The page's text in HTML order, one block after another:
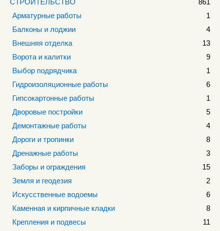
СТРОИТЕЛЬСТВО
861
Арматурные работы
1
Балконы и лоджии
4
Внешняя отделка
13
Ворота и калитки
9
Выбор подрядчика
1
Гидроизоляционные работы
6
Гипсокартонные работы
1
Дворовые постройки
5
Демонтажные работы
4
Дороги и тропинки
8
Дренажные работы
3
Заборы и ограждения
15
Земля и геодезия
2
Искусственные водоемы
6
Каменная и кирпичные кладки
8
Крепления и подвесы
11